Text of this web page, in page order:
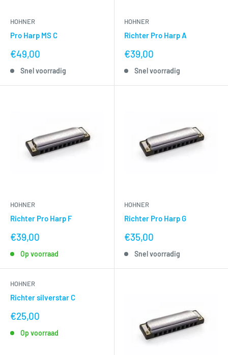
HOHNER
Pro Harp MS C
nu
€49,00
Snel voorradig
HOHNER
Richter Pro Harp A
nu
€39,00
Snel voorradig
HOHNER
Richter Pro Harp F
nu
€39,00
Op voorraad
HOHNER
Richter Pro Harp G
nu
€35,00
Snel voorradig
HOHNER
Richter silverstar C
nu
€25,00
Op voorraad